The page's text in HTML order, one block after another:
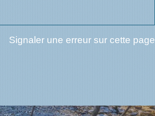
Signaler une erreur sur cette page